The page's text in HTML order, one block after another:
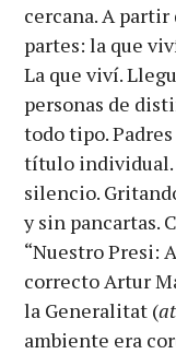
cercana. A
partes: la que
La que viví.
personas de
todo tipo.
título individual.
silencio.
y sin pancartas.
“Nuestro Presi:
correcto Artur
la Generalitat (
ambiente era